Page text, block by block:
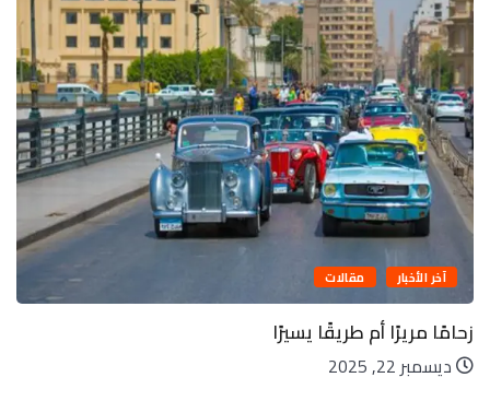
آخر الأخبار مقالات
زحامًا مريرًا أم طريقًا يسيرًا
ديسمبر 22, 2025